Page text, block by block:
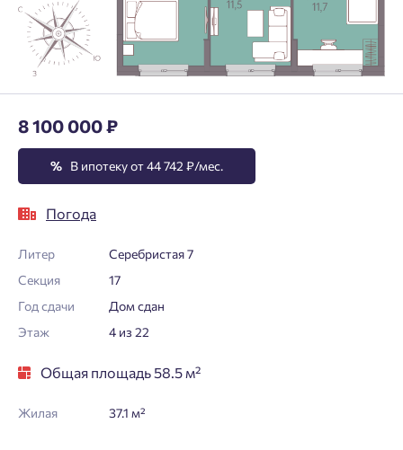
8 100 000 ₽
% В ипотеку от 44 742 ₽/мес.
Погода
Литер
Серебристая 7
Секция
17
Год сдачи
Дом сдан
Этаж
4 из 22
Общая площадь 58.5 м²
Жилая 37.1 м²